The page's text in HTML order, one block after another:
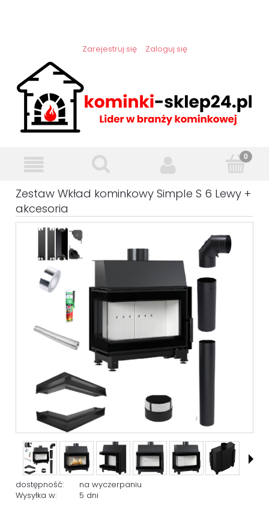
Zarejestruj się Zaloguj się
Zestaw Wkład kominkowy Simple S 6 Lewy +
akcesoria
dostępność:
na wyczerpaniu
Wysyłka w:
5 dni